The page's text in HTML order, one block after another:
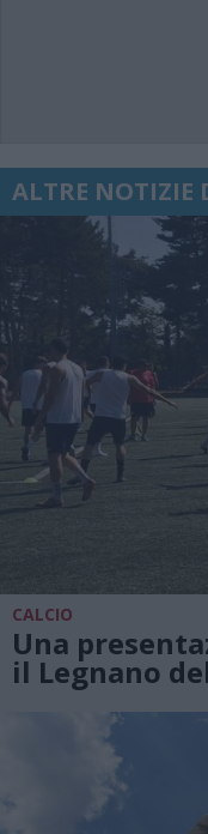
ALTRE NOTIZIE
CALCIO
Una
il Legnano